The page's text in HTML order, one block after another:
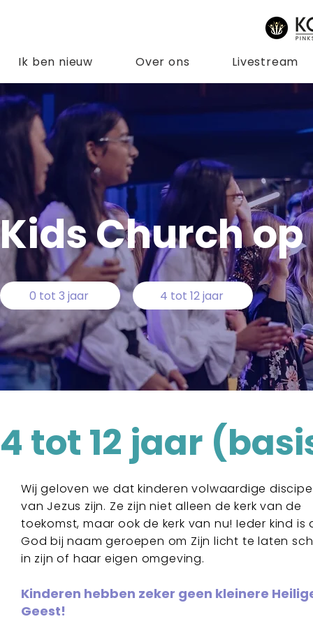
Ik ben nieuw Over ons Livestream
Kids Church
0 tot 3 jaar 4 tot 12 jaar
4 tot 12 jaar
Wij geloven we dat kinderen volwaardige
van Jezus zijn. Ze zijn niet alleen de kerk van de
toekomst, maar ook de kerk van nu! Ieder kind is
God bij naam geroepen om Zijn licht te laten
in zijn of haar eigen omgeving.
Kinderen hebben zeker geen kleinere
Geest!